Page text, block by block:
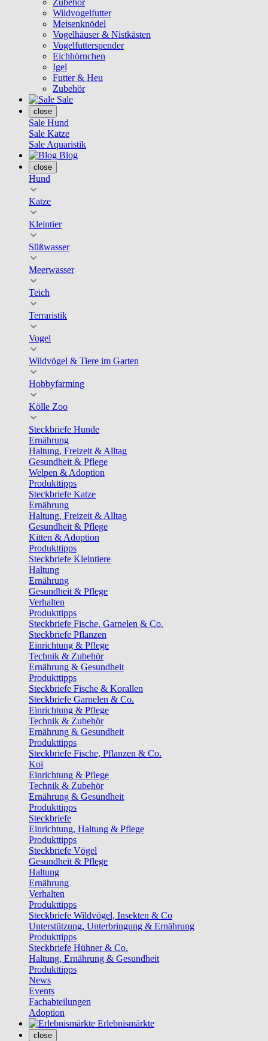
Zubehör
Wildvogelfutter
Meisenknödel
Vogelhäuser & Nistkästen
Vogelfutterspender
Eichhörnchen
Igel
Futter & Heu
Zubehör
Sale
close
Sale Hund
Sale Katze
Sale Aquaristik
Blog
close
Hund
Katze
Kleintier
Süßwasser
Meerwasser
Teich
Terraristik
Vogel
Wildvögel & Tiere im Garten
Hobbyfarming
Kölle Zoo
Steckbriefe Hunde
Ernährung
Haltung, Freizeit & Alltag
Gesundheit & Pflege
Welpen & Adoption
Produkttipps
Steckbriefe Katze
Ernährung
Haltung, Freizeit & Alltag
Gesundheit & Pflege
Kitten & Adoption
Produkttipps
Steckbriefe Kleintiere
Haltung
Ernährung
Gesundheit & Pflege
Verhalten
Produkttipps
Steckbriefe Fische, Garnelen & Co.
Steckbriefe Pflanzen
Einrichtung & Pflege
Technik & Zubehör
Ernährung & Gesundheit
Produkttipps
Steckbriefe Fische & Korallen
Steckbriefe Garnelen & Co.
Einrichtung & Pflege
Technik & Zubehör
Ernährung & Gesundheit
Produkttipps
Steckbriefe Fische, Pflanzen & Co.
Koi
Einrichtung & Pflege
Technik & Zubehör
Ernährung & Gesundheit
Produkttipps
Steckbriefe
Einrichtung, Haltung & Pflege
Produkttipps
Steckbriefe Vögel
Gesundheit & Pflege
Haltung
Ernährung
Verhalten
Produkttipps
Steckbriefe Wildvögel, Insekten & Co
Unterstützung, Unterbringung & Ernährung
Produkttipps
Steckbriefe Hühner & Co.
Haltung, Ernährung & Gesundheit
Produkttipps
News
Events
Fachabteilungen
Adoption
Erlebnismärkte
close